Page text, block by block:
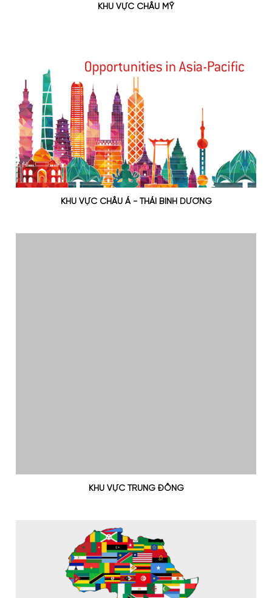
KHU VỰC CHÂU MỸ
KHU VỰC CHÂU Á - THÁI BÌNH DƯƠNG
KHU VỰC TRUNG ĐÔNG